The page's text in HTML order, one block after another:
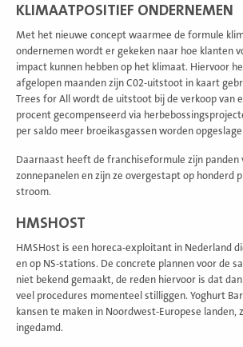
KLIMAATPOSITIEF ONDERNEMEN
Met het nieuwe concept waarmee de formule
ondernemen wordt er gekeken naar hoe klanten
impact kunnen hebben op het klimaat. Hiervoor
afgelopen maanden zijn C02-uitstoot in kaart
Trees for All wordt de uitstoot bij de verkoop van
procent gecompenseerd via
per saldo meer broeikasgassen worden
Daarnaast heeft de franchiseformule zijn panden
zonnepanelen en zijn ze overgestapt op honderd
stroom.
HMSHOST
HMSHost is een horeca-exploitant in Nederland
en op NS-stations. De concrete plannen voor de
niet bekend gemaakt, de reden hiervoor is dat
veel procedures momenteel stilliggen. Yoghurt
kansen te maken in Noordwest-Europese landen,
ingedamd.